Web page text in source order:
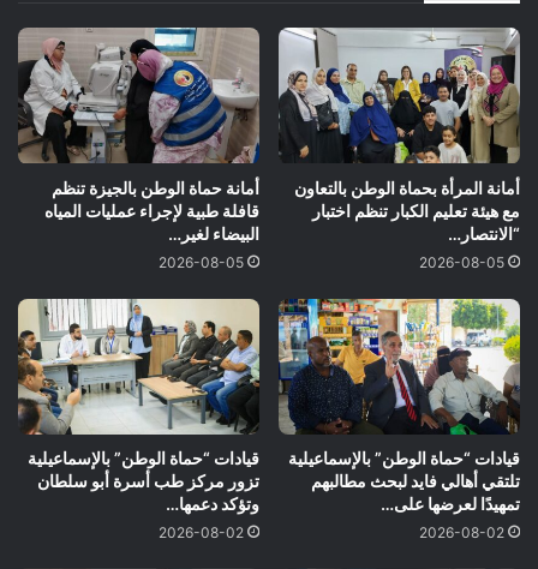
أمانة المرأة بحماة الوطن بالتعاون
مع هيئة تعليم الكبار تنظم اختبار
“الانتصار…
2026-08-05
أمانة حماة الوطن بالجيزة تنظم
قافلة طبية لإجراء عمليات المياه
البيضاء لغير…
2026-08-05
قيادات “حماة الوطن” بالإسماعيلية
تلتقي أهالي فايد لبحث مطالبهم
تمهيدًا لعرضها على…
2026-08-02
قيادات “حماة الوطن” بالإسماعيلية
تزور مركز طب أسرة أبو سلطان
وتؤكد دعمها…
2026-08-02